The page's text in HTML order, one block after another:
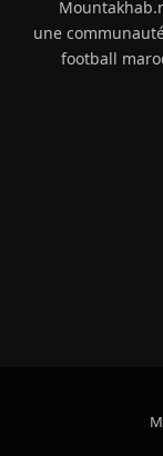
une
football